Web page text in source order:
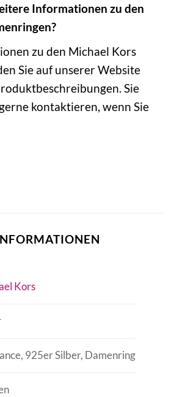
Informationen zu den
zu den Michael Kors
Sie auf unserer Website
Sie
kontaktieren, wenn Sie
Kors
925er Silber, Damenring